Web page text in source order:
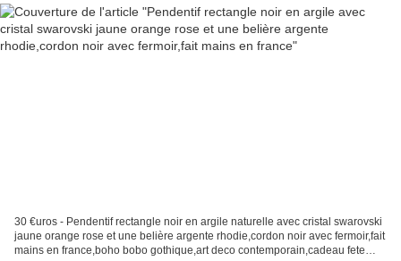
30 €uros - Pendentif rectangle noir en argile naturelle avec cristal swarovski
jaune orange rose et une belière argente rhodie,cordon noir avec fermoir,fait
mains en france,boho bobo gothique,art deco contemporain,cadeau fete